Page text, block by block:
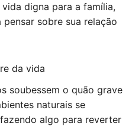
digna para a família,
sobre sua relação
da vida
soubessem o quão grave
naturais se
algo para reverter